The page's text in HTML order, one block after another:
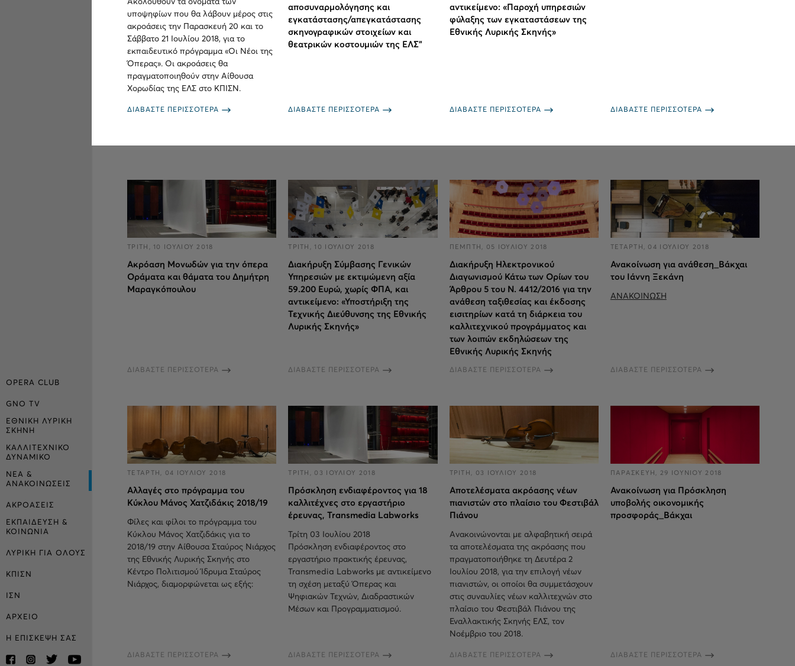
OPERA CLUB
GNO TV
ΕΘΝΙΚΗ ΛΥΡΙΚΗ
ΣΚΗΝΗ
ΚΑΛΛΙΤΕΧΝΙΚΟ
ΔΥΝΑΜΙΚΟ
ΝΕΑ &
ΑΝΑΚΟΙΝΩΣΕΙΣ
ΑΚΡΟΑΣΕΙΣ
ΕΚΠΑΙΔΕΥΣΗ &
ΚΟΙΝΩΝΙΑ
ΛΥΡΙΚΗ ΓΙΑ ΟΛΟΥΣ
ΚΠΙΣΝ
ΙΣΝ
ΑΡΧΕΙΟ
Η ΕΠΙΣΚΕΨΗ ΣΑΣ
Ακολουθούν τα ονόματα των
υποψηφίων που θα λάβουν μέρος στις
ακροάσεις την Παρασκευή 20 και το
Σάββατο 21 Ιουλίου 2018, για το
εκπαιδευτικό πρόγραμμα «Οι Νέοι της
Όπερας». Οι ακροάσεις θα
πραγματοποιηθούν στην Αίθουσα
Χορωδίας της ΕΛΣ στο ΚΠΙΣΝ.
ΔΙΑΒΑΣΤΕ ΠΕΡΙΣΣΟΤΕΡΑ
αποσυναρμολόγησης και
εγκατάστασης/απεγκατάστασης
σκηνογραφικών στοιχείων και
θεατρικών κοστουμιών της ΕΛΣ"
ΔΙΑΒΑΣΤΕ ΠΕΡΙΣΣΟΤΕΡΑ
αντικείμενο: «Παροχή υπηρεσιών
φύλαξης των εγκαταστάσεων της
Εθνικής Λυρικής Σκηνής»
ΔΙΑΒΑΣΤΕ ΠΕΡΙΣΣΟΤΕΡΑ ΔΙΑΒΑΣΤΕ ΠΕΡΙΣΣΟΤΕΡΑ
ΤΡΙΤΗ, 10 ΙΟΥΛΙΟΥ 2018
Ακρόαση Μονωδών για την όπερα
Οράματα και θάματα του Δημήτρη
Μαραγκόπουλου
ΔΙΑΒΑΣΤΕ ΠΕΡΙΣΣΟΤΕΡΑ
ΤΡΙΤΗ, 10 ΙΟΥΛΙΟΥ 2018
Διακήρυξη Σύμβασης Γενικών
Υπηρεσιών με εκτιμώμενη αξία
59.200 Ευρώ, χωρίς ΦΠΑ, και
αντικείμενο: «Υποστήριξη της
Τεχνικής Διεύθυνσης της Εθνικής
Λυρικής Σκηνής»
ΔΙΑΒΑΣΤΕ ΠΕΡΙΣΣΟΤΕΡΑ
ΠΕΜΠΤΗ, 05 ΙΟΥΛΙΟΥ 2018
Διακήρυξη Ηλεκτρονικού
Διαγωνισμού Κάτω των Ορίων του
Άρθρου 5 του Ν. 4412/2016 για την
ανάθεση ταξιθεσίας και έκδοσης
εισιτηρίων κατά τη διάρκεια του
καλλιτεχνικού προγράμματος και
των λοιπών εκδηλώσεων της
Εθνικής Λυρικής Σκηνής
ΔΙΑΒΑΣΤΕ ΠΕΡΙΣΣΟΤΕΡΑ
ΤΕΤΑΡΤΗ, 04 ΙΟΥΛΙΟΥ 2018
Ανακοίνωση για ανάθεση_Βάκχαι
του Ιάννη Ξεκάνη
ΑΝΑΚΟΙΝΩΣΗ
ΔΙΑΒΑΣΤΕ ΠΕΡΙΣΣΟΤΕΡΑ
ΤΕΤΑΡΤΗ, 04 ΙΟΥΛΙΟΥ 2018
Aλλαγές στο πρόγραμμα του
Κύκλου Μάνος Χατζιδάκις 2018/19
Φίλες και φίλοι το πρόγραμμα του
Κύκλου Μάνος Χατζιδάκις για το
2018/19 στην Αίθουσα Σταύρος Νιάρχος
της Εθνικής Λυρικής Σκηνής στο
Κέντρο Πολιτισμού Ίδρυμα Σταύρος
Νιάρχος, διαμορφώνεται ως εξής:
ΔΙΑΒΑΣΤΕ ΠΕΡΙΣΣΟΤΕΡΑ
ΤΡΙΤΗ, 03 ΙΟΥΛΙΟΥ 2018
Πρόσκληση ενδιαφέροντος για 18
καλλιτέχνες στο εργαστήριο
έρευνας, Transmedia Labworks
Τρίτη 03 Ιουλίου 2018
Πρόσκληση ενδιαφέροντος στο
εργαστήριο πρακτικής έρευνας,
Transmedia Labworks με αντικείμενο
τη σχέση μεταξύ Όπερας και
Ψηφιακών Τεχνών, Διαδραστικών
Μέσων και Προγραμματισμού.
ΔΙΑΒΑΣΤΕ ΠΕΡΙΣΣΟΤΕΡΑ
ΤΡΙΤΗ, 03 ΙΟΥΛΙΟΥ 2018
Αποτελέσματα ακρόασης νέων
πιανιστών στο πλαίσιο του Φεστιβάλ
Πιάνου
Ανακοινώνονται με αλφαβητική σειρά
τα αποτελέσματα της ακρόασης που
πραγματοποιήθηκε τη Δευτέρα 2
Ιουλίου 2018, για την επιλογή νέων
πιανιστών, οι οποίοι θα συμμετάσχουν
στις συναυλίες νέων καλλιτεχνών στο
πλαίσιο του Φεστιβάλ Πιάνου της
Εναλλακτικής Σκηνής ΕΛΣ, τον
Νοέμβριο του 2018.
ΔΙΑΒΑΣΤΕ ΠΕΡΙΣΣΟΤΕΡΑ
ΠΑΡΑΣΚΕΥΗ, 29 ΙΟΥΝΙΟΥ 2018
Ανακοίνωση για Πρόσκληση
υποβολής οικονομικής
προσφοράς_Βάκχαι
ΔΙΑΒΑΣΤΕ ΠΕΡΙΣΣΟΤΕΡΑ